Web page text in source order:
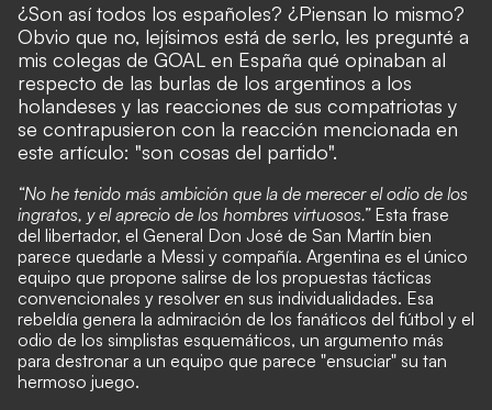
¿Son así todos los españoles? ¿Piensan lo mismo?
Obvio que no, lejísimos está de serlo, les pregunté a
mis colegas de GOAL en España qué opinaban al
respecto de las burlas de los argentinos a los
holandeses y las reacciones de sus compatriotas y
se contrapusieron con la reacción mencionada en
este artículo: "son cosas del partido".
“No he tenido más ambición que la de merecer el odio de los
ingratos, y el aprecio de los hombres virtuosos.”Esta frase
del libertador, el General Don José de San Martín bien
parece quedarle a Messi y compañía. Argentina es el único
equipo que propone salirse de los propuestas tácticas
convencionales y resolver en sus individualidades. Esa
rebeldía genera la admiración de los fanáticos del fútbol y el
odio de los simplistas esquemáticos, un argumento más
para destronar a un equipo que parece "ensuciar" su tan
hermoso juego.